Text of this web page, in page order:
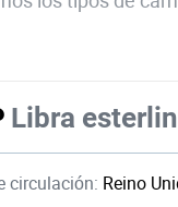
Libra
circulación: Reino